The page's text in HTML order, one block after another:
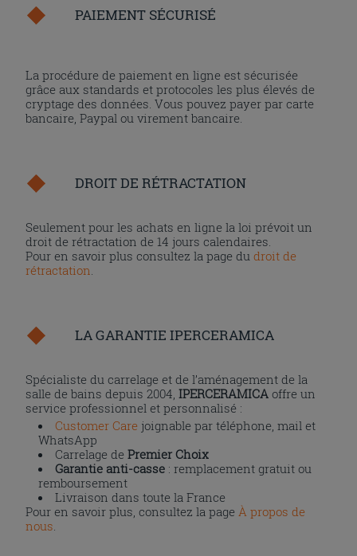
PAIEMENT SÉCURISÉ
La procédure de paiement en ligne est sécurisée
grâce aux standards et protocoles les plus élevés de
cryptage des données. Vous pouvez payer par carte
bancaire, Paypal ou virement bancaire.
DROIT DE RÉTRACTATION
Seulement pour les achats en ligne la loi prévoit un
droit de rétractation de 14 jours calendaires.
Pour en savoir plus consultez la page dudroit de
rétractation
LA GARANTIE IPERCERAMICA
Spécialiste du carrelage et de l’aménagement de la
salle de bains depuis 2004,IPERCERAMICA offre un
service professionnel et personnalisé :
Customer Care joignable par téléphone, mail et
WhatsApp
Carrelage dePremier Choix
Garantie anti-casse : remplacement gratuit ou
remboursement
Livraison dans toute la France
Pour en savoir plus, consultez la page À propos de
nous